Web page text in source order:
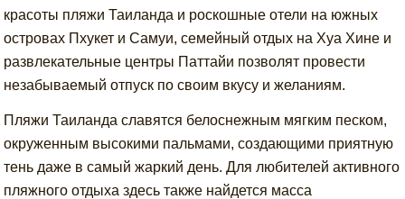
красоты пляжи Таиланда и роскошные отели на южных
островах Пхукет и Самуи, семейный отдых на Хуа Хине и
развлекательные центры Паттайи позволят провести
незабываемый отпуск по своим вкусу и желаниям.
Пляжи Таиланда славятся белоснежным мягким песком,
окруженным высокими пальмами, создающими приятную
тень даже в самый жаркий день. Для любителей активного
пляжного отдыха здесь также найдется масса